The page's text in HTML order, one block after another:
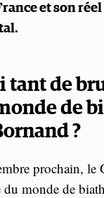
et son
tant de
de
?
prochain, le
du monde de